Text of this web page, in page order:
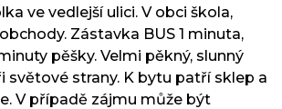
ve vedlejší ulici. V obci škola,
Zástavka BUS 1 minuta,
pěšky. Velmi pěkný, slunný
světové strany. K bytu patří sklep a
V případě zájmu může být